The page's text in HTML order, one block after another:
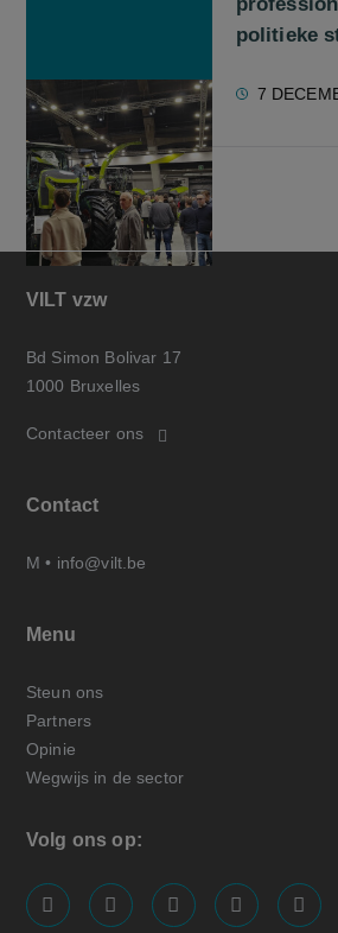
politieke
7
VILT vzw
Bd Simon Bolivar 17
1000 Bruxelles
Contacteer ons
Contact
M • info@vilt.be
Menu
Steun ons
Partners
Opinie
Wegwijs in de sector
Volg ons op:
screenreader.visit us on our
screenreader.visit us on